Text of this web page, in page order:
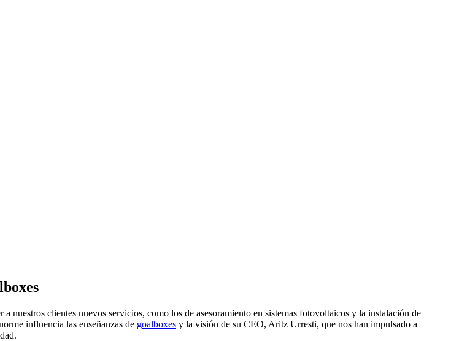
clientes nuevos servicios, como los de asesoramiento en sistemas fotovoltaicos y la instalación de
influencia las enseñanzas de goalboxes y la visión de su CEO, Aritz Urresti, que nos han impulsado a